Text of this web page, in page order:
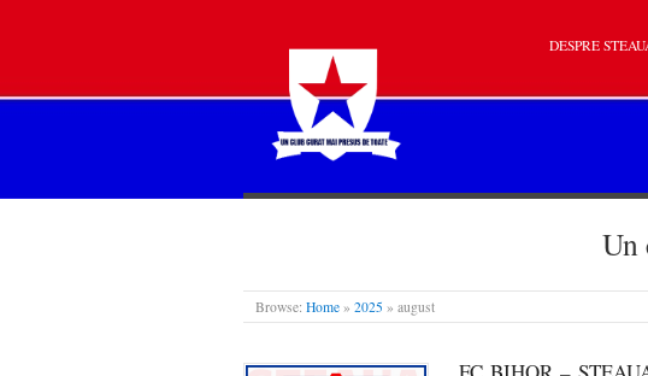
STEAUA LIBERĂ
DESPRE
Un
Browse: Home » 2025 » august